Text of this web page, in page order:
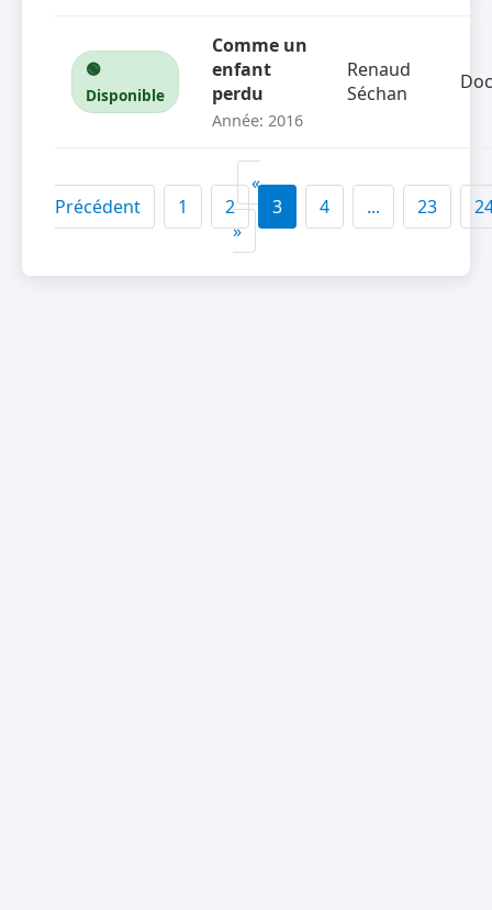
🟢
Disponible
Comme un
enfant
perdu
Année: 2016
Renaud
Séchan
«
Précédent
1 2 3 4 ... 23
»